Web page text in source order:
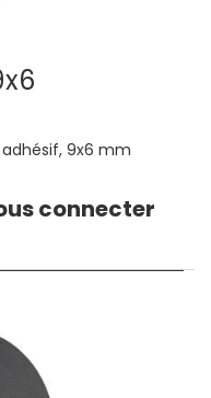
9x6 mm
connecter